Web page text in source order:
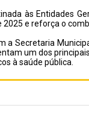
às Entidades
e reforça o
Secretaria
um dos
à saúde pública.